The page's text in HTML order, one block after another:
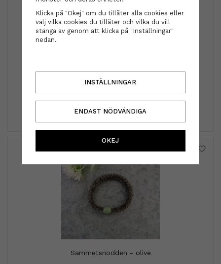
HH Simonsen - Wonder Brush Chrome Rosegold
349 kr
INFO KÖP
Sammetsnodden - olive
Klicka på "Okej" om du tillåter alla cookies eller
välj vilka cookies du tillåter och vilka du vill
stänga av genom att klicka på "Inställningar"
nedan.
INSTÄLLNINGAR
ENDAST NÖDVÄNDIGA
OKEJ